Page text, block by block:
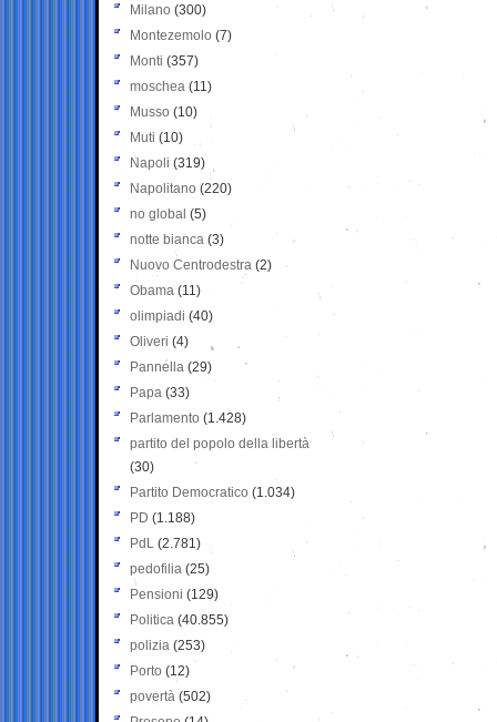
Milano (300)
Montezemolo (7)
Monti (357)
moschea (11)
Musso (10)
Muti (10)
Napoli (319)
Napolitano (220)
no global (5)
notte bianca (3)
Nuovo Centrodestra (2)
Obama (11)
olimpiadi (40)
Oliveri (4)
Pannella (29)
Papa (33)
Parlamento (1.428)
partito del popolo della libertà
(30)
Partito Democratico (1.034)
PD (1.188)
PdL (2.781)
pedofilia (25)
Pensioni (129)
Politica (40.855)
polizia (253)
Porto (12)
povertà (502)